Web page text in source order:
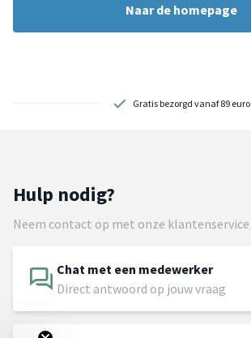
Naar de homepage
Gratis bezorgd vanaf 89 euro
Hulp nodig?
Neem contact op met onze klantenservice
Chat met een medewerker
Direct antwoord op jouw vraag